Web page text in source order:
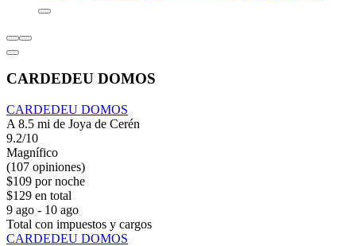
CARDEDEU DOMOS
CARDEDEU DOMOS
A 8.5 mi de Joya de Cerén
9.2/10
Magnífico
(107 opiniones)
$109 por noche
$129 en total
9 ago - 10 ago
Total con impuestos y cargos
CARDEDEU DOMOS